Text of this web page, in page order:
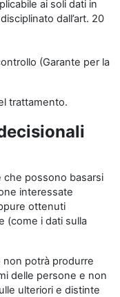
ai soli dati in
dall’art. 20
(Garante per la
trattamento.
che possono basarsi
interessate
ottenuti
(come i dati sulla
potrà produrre
delle persone e non
ulteriori e distinte